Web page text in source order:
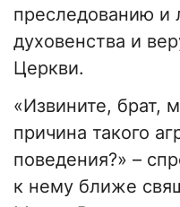
преследованию и
духовенства и
Церкви.
«Извините, брат,
причина такого
поведения?» –
к нему ближе